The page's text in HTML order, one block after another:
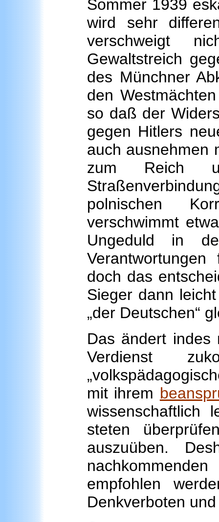
Sommer 1939
wird sehr
verschweigt
Gewaltstreich
des Münchner
den
so daß der
gegen Hitlers
auch ausnehmen
zum Reich
polnischen
verschwimmt
Ungeduld in
doch das
Sieger dann
„der Deutschen“
Das ändert indes
Verdienst
mit ihrem
wissenschaftlich
steten
auszuüben.
empfohlen
Denkverboten